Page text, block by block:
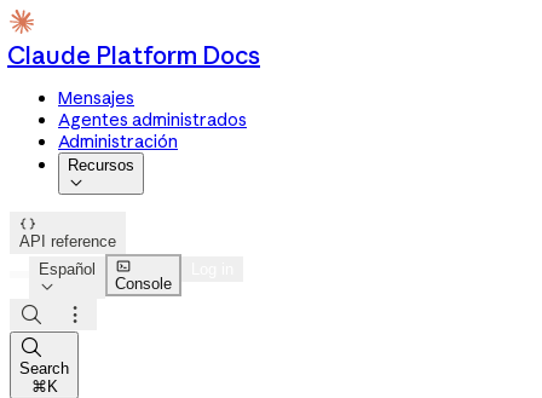
Claude Platform Docs
Mensajes
Agentes administrados
Administración
Recursos


API reference
Español


Console



Search
⌘K